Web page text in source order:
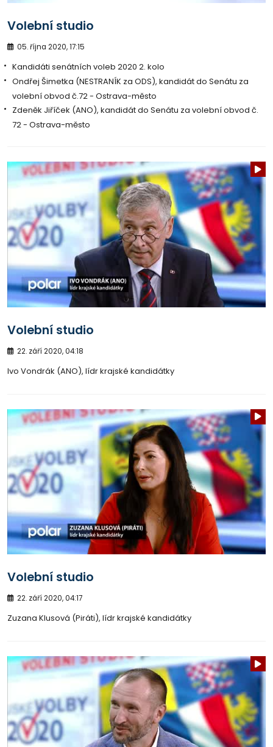
Volební studio
05. října 2020, 17:15
Kandidáti senátních voleb 2020 2. kolo
Ondřej Šimetka (NESTRANÍK za ODS), kandidát do Senátu za
volební obvod č.72 - Ostrava-město
Zdeněk Jiříček (ANO), kandidát do Senátu za volební obvod č.
72 - Ostrava-město
Volební studio
22. září 2020, 04:18
Ivo Vondrák (ANO), lídr krajské kandidátky
Volební studio
22. září 2020, 04:17
Zuzana Klusová (Piráti), lídr krajské kandidátky